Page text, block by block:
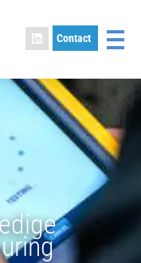
Contact